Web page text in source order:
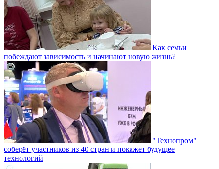
Как семьи
побеждают зависимость и начинают новую жизнь?
"Технопром"
соберёт участников из 40 стран и покажет будущее
технологий